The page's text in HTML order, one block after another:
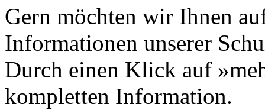
Gern möchten wir Ihnen
Informationen unserer
Durch einen Klick auf
kompletten Information.